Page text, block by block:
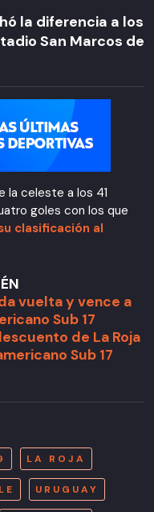
la diferencia a los
San Marcos de
la celeste a los 41
goles con los que
clasificación al
vuelta y vence a
Sub 17
de La Roja
Sub 17
LA ROJA
URUGUAY